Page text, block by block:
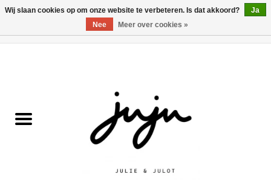
Kledij jongens
Wij slaan cookies op om onze website te verbeteren. Is dat akkoord?
Ja
Nee
Meer over cookies »